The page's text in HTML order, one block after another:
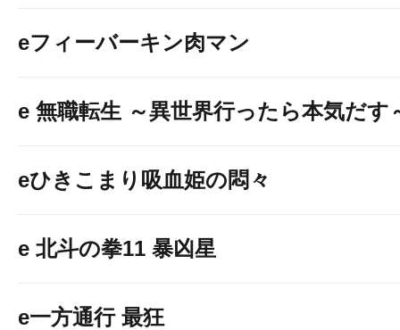
eフィーバーキン肉マン
e 無職転生 ～異世界行ったら本気だす
eひきこまり吸血姫の悶々
e 北斗の拳11 暴凶星
e一方通行 最狂